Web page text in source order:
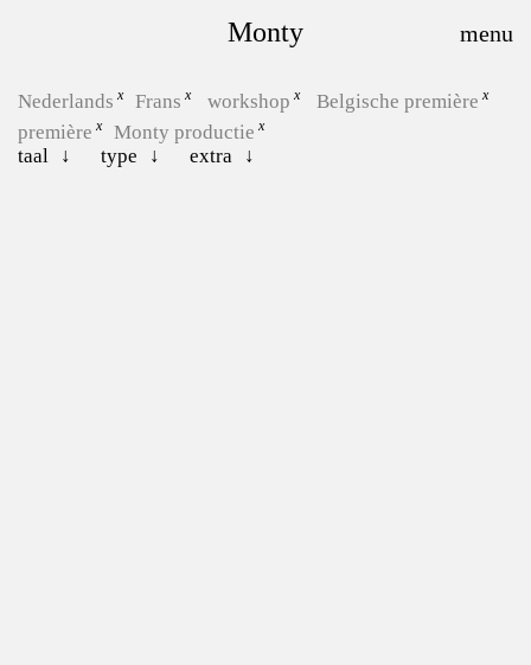
Monty
Nederlands Frans workshop
Belgische première
première
Monty productie
taal
type extra